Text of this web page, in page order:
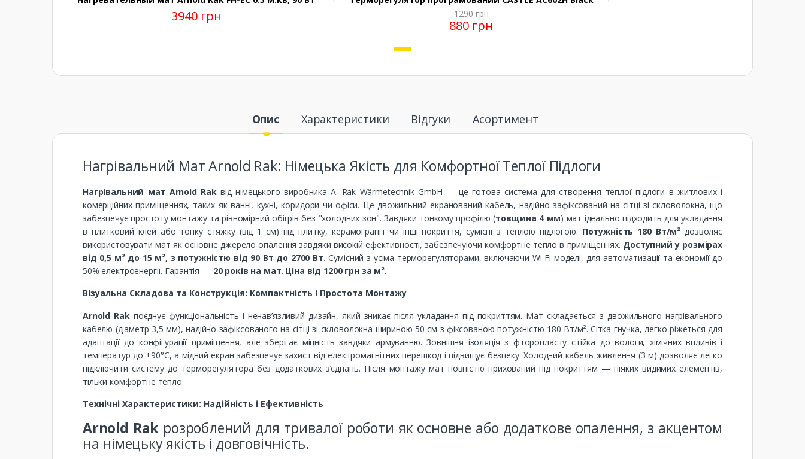
3940 грн
1290 грн
880 грн
Опис Характеристики Відгуки Асортимент
Нагрівальний Мат Arnold Rak: Німецька Якість для Комфортної Теплої Підлоги
Нагрівальний мат Arnold Rakвід німецького виробника A. Rak Wärmetechnik GmbH — це готова система для створення теплої підлоги в житлових і
комерційних приміщеннях, таких як ванні, кухні, коридори чи офіси. Це двожильний екранований кабель, надійно зафіксований на сітці зі скловолокна, що
забезпечує простоту монтажу та рівномірний обігрів без "холодних зон". Завдяки тонкому профілю (товщина 4 мм) мат ідеально підходить для укладання
в плитковий клей або тонку стяжку (від 1 см) під плитку, керамограніт чи інші покриття, сумісні з теплою підлогою. Потужність 180 Вт/м² дозволяє
використовувати мат як основне джерело опалення завдяки високій ефективності, забезпечуючи комфортне тепло в приміщеннях. Доступний у розмірах
від 0,5 м² до 15 м², з потужністю від 90 Вт до 2700 Вт. Сумісний з усіма терморегуляторами, включаючи Wi-Fi моделі, для автоматизації та економії до
50% електроенергії. Гарантія — 20 років на мат. Ціна від 1200 грн за м².
Візуальна Складова та Конструкція: Компактність і Простота Монтажу
Arnold Rakпоєднує функціональність і ненав’язливий дизайн, який зникає після укладання під покриттям. Мат складається з двожильного нагрівального
кабелю (діаметр 3,5 мм), надійно зафіксованого на сітці зі скловолокна шириною 50 см з фіксованою потужністю 180 Вт/м². Сітка гнучка, легко ріжеться для
адаптації до конфігурації приміщення, але зберігає міцність завдяки армуванню. Зовнішня ізоляція з фторопласту стійка до вологи, хімічних впливів і
температур до +90°C, а мідний екран забезпечує захист від електромагнітних перешкод і підвищує безпеку. Холодний кабель живлення (3 м) дозволяє легко
підключити систему до терморегулятора без додаткових з’єднань. Після монтажу мат повністю прихований під покриттям — ніяких видимих елементів,
тільки комфортне тепло.
Технічні Характеристики: Надійність і Ефективність
Arnold Rak розроблений для тривалої роботи як основне або додаткове опалення, з акцентом
на німецьку якість і довговічність.